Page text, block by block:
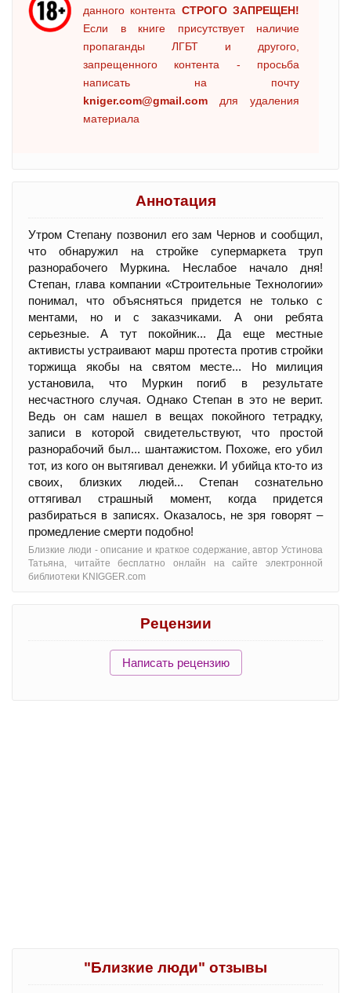
данного контента СТРОГО ЗАПРЕЩЕН!
Если в книге присутствует наличие
пропаганды ЛГБТ и другого,
запрещенного контента - просьба
написать на почту
kniger.com@gmail.com для удаления
материала
Аннотация
Утром Степану позвонил его зам Чернов и сообщил,
что обнаружил на стройке супермаркета труп
разнорабочего Муркина. Неслабое начало дня!
Степан, глава компании «Строительные Технологии»
понимал, что объясняться придется не только с
ментами, но и с заказчиками. А они ребята
серьезные. А тут покойник... Да еще местные
активисты устраивают марш протеста против стройки
торжища якобы на святом месте... Но милиция
установила, что Муркин погиб в результате
несчастного случая. Однако Степан в это не верит.
Ведь он сам нашел в вещах покойного тетрадку,
записи в которой свидетельствуют, что простой
разнорабочий был... шантажистом. Похоже, его убил
тот, из кого он вытягивал денежки. И убийца кто-то из
своих, близких людей... Степан сознательно
оттягивал страшный момент, когда придется
разбираться в записях. Оказалось, не зря говорят –
промедление смерти подобно!
Близкие люди - oписание и краткое содержание, автор Устинова
Татьяна, читайте бесплатно онлайн на сайте электронной
библиотеки KNIGGER.com
Рецензии
Написать рецензию
"Близкие люди" отзывы